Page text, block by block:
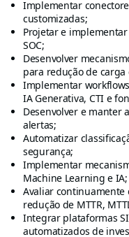
Implementar
customizadas;
Projetar e
SOC;
Desenvolver
para redução de
Implementar
IA Generativa, CTI e
Desenvolver e manter
alertas;
Automatizar
segurança;
Implementar
Machine Learning e IA;
Avaliar continuamente
redução de MTTR,
Integrar plataformas
automatizados de